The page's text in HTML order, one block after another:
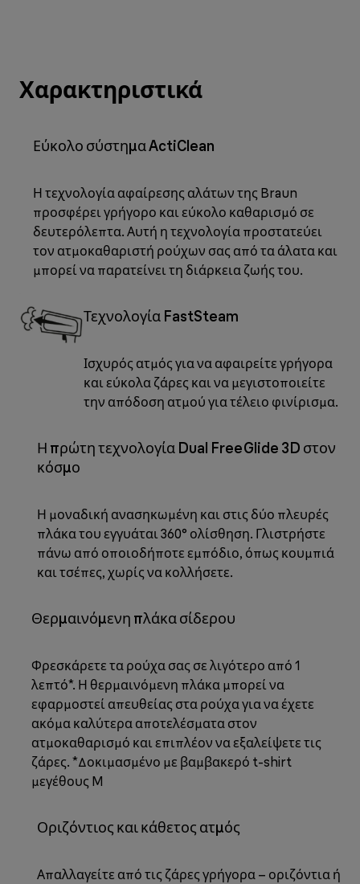
Χαρακτηριστικά
Εύκολο σύστημα ActiClean
Η τεχνολογία αφαίρεσης αλάτων της Braun
προσφέρει γρήγορο και εύκολο καθαρισμό σε
δευτερόλεπτα. Αυτή η τεχνολογία προστατεύει
τον ατμοκαθαριστή ρούχων σας από τα άλατα και
μπορεί να παρατείνει τη διάρκεια ζωής του.
Τεχνολογία FastSteam
Ισχυρός ατμός για να αφαιρείτε γρήγορα
και εύκολα ζάρες και να μεγιστοποιείτε
την απόδοση ατμού για τέλειο φινίρισμα.
Η πρώτη τεχνολογία Dual FreeGlide 3D στον
κόσμο
Η μοναδική ανασηκωμένη και στις δύο πλευρές
πλάκα του εγγυάται 360° ολίσθηση. Γλιστρήστε
πάνω από οποιοδήποτε εμπόδιο, όπως κουμπιά
και τσέπες, χωρίς να κολλήσετε.
Θερμαινόμενη πλάκα σίδερου
Φρεσκάρετε τα ρούχα σας σε λιγότερο από 1
λεπτό*. Η θερμαινόμενη πλάκα μπορεί να
εφαρμοστεί απευθείας στα ρούχα για να έχετε
ακόμα καλύτερα αποτελέσματα στον
ατμοκαθαρισμό και επιπλέον να εξαλείψετε τις
ζάρες. *Δοκιμασμένο με βαμβακερό t-shirt
μεγέθους M
Οριζόντιος και κάθετος ατμός
Απαλλαγείτε από τις ζάρες γρήγορα – οριζόντια ή